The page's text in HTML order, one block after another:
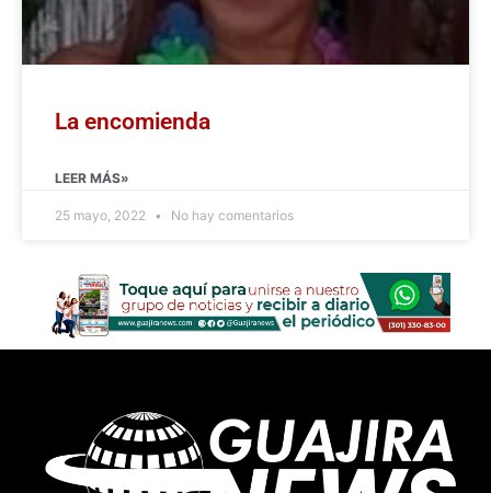
La encomienda
LEER MÁS»
25 mayo, 2022 No hay comentarios